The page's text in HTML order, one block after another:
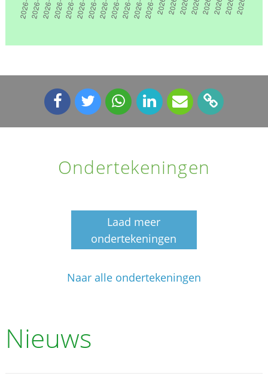
Ondertekeningen
Laad meer
ondertekeningen
Naar alle ondertekeningen
Nieuws